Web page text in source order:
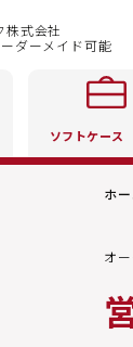
株式会社
ダーメイド可能
ソフトケース
ホ
オ